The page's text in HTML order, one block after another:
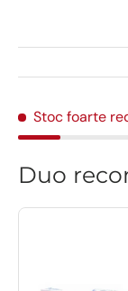
Stoc foarte
Duo